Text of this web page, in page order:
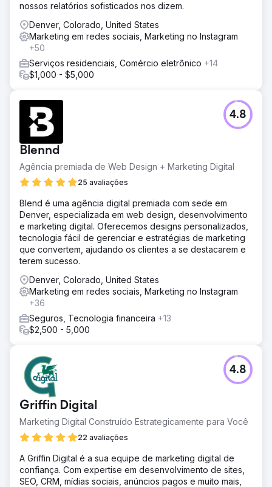
nossos relatórios sofisticados nos dizem.
Denver, Colorado, United States
Marketing em redes sociais, Marketing no Instagram
+50
Serviços residenciais, Comércio eletrônico +14
$1,000 - $5,000
Blennd
Agência premiada de Web Design + Marketing Digital
25 avaliações
4.8
Blend é uma agência digital premiada com sede em
Denver, especializada em web design, desenvolvimento
e marketing digital. Oferecemos designs personalizados,
tecnologia fácil de gerenciar e estratégias de marketing
que convertem, ajudando os clientes a se destacarem e
terem sucesso.
Denver, Colorado, United States
Marketing em redes sociais, Marketing no Instagram
+36
Seguros, Tecnologia financeira +13
$2,500 - 5,000
Griffin Digital
Marketing Digital Construído Estrategicamente para Você
22 avaliações
4.8
A Griffin Digital é a sua equipe de marketing digital de
confiança. Com expertise em desenvolvimento de sites,
SEO, CRM, mídias sociais, anúncios pagos e muito mais,